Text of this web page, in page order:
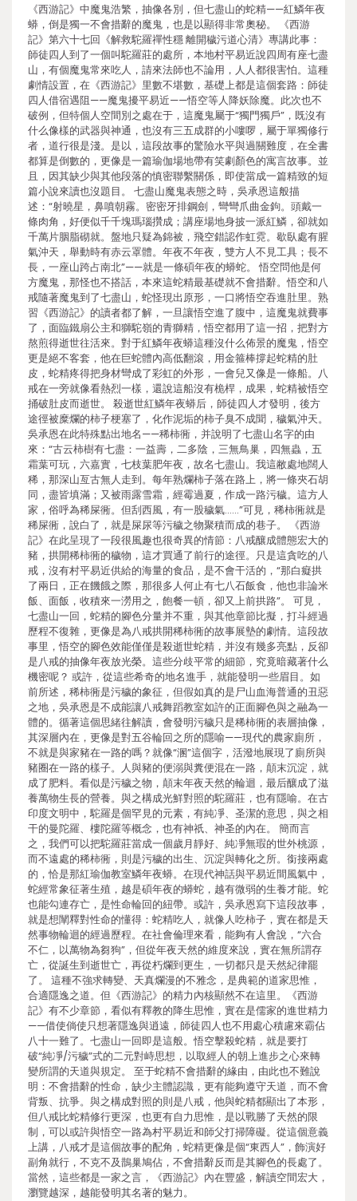
《西游記》中魔鬼浩繁，抽像各別，但七盡山的蛇精——紅鱗年夜
蟒，倒是獨一不會措辭的魔鬼，也是以顯得非常奧秘。 《西游
記》第六十七回《解救駝羅禪性穩 離開穢污道心清》專講此事：
師徒四人到了一個叫駝羅莊的處所，本地村平易近說四周有座七盡
山，有個魔鬼常來吃人，請來法師也不論用，人人都很害怕。這種
劇情設置，在《西游記》里數不堪數，基礎上都是這個套路：師徒
四人借宿遇阻——魔鬼擾平易近——悟空等人降妖除魔。此次也不
破例，但特個人空間別之處在于，這魔鬼屬于“獨門獨戶”，既沒有
什么像樣的武器與神通，也沒有三五成群的小嘍啰，屬于單獨修行
者，道行很是淺。是以，這段故事的驚險水平與過關難度，在全書
都算是倒數的，更像是一篇瑜伽場地帶有笑劇顏色的寓言故事。並
且，因其缺少與其他段落的慎密聯繫關係，即使當成一篇精致的短
篇小說來讀也沒題目。 七盡山魔鬼表態之時，吳承恩這般描
述：“射曉星，鼻噴朝霧。密密牙排鋼劍，彎彎爪曲金鉤。頭戴一
條肉角，好便似千千塊瑪瑙攢成；講座場地身披一派紅鱗，卻就如
千萬片胭脂砌就。盤地只疑為錦被，飛空錯認作虹霓。歇臥處有腥
氣沖天，舉動時有赤云罩體。年夜不年夜，雙方人不見工具；長不
長，一座山跨占南北”——就是一條碩年夜的蟒蛇。 悟空問他是何
方魔鬼，那怪也不搭話，本來這蛇精最基礎就不會措辭。悟空和八
戒隨著魔鬼到了七盡山，蛇怪現出原形，一口將悟空吞進肚里。熟
習《西游記》的讀者都了解，一旦讓悟空進了腹中，這魔鬼就費事
了，面臨鐵扇公主和獅駝嶺的青獅精，悟空都用了這一招，把對方
熬煎得逝世往活來。對于紅鱗年夜蟒這種沒什么佈景的魔鬼，悟空
更是絕不客套，他在巨蛇體內高低翻滾，用金箍棒撐起蛇精的肚
皮，蛇精疼得把身材彎成了彩虹的外形，一會兒又像是一條船。八
戒在一旁就像看熱烈一樣，還說這船沒有桅桿，成果，蛇精被悟空
捅破肚皮而逝世。 殺逝世紅鱗年夜蟒后，師徒四人才發明，後方
途徑被糜爛的柿子梗塞了，化作泥垢的柿子臭不成聞，穢氣沖天。
吳承恩在此特殊點出地名——稀柿衕，并說明了七盡山名字的由
來：“古云柿樹有七盡：一益壽，二多陰，三無鳥巢，四無蟲，五
霜葉可玩，六嘉實，七枝葉肥年夜，故名七盡山。我這敝處地闊人
稀，那深山亙古無人走到。每年熟爛柿子落在路上，將一條夾石胡
同，盡皆填滿；又被雨露雪霜，經霉過夏，作成一路污穢。這方人
家，俗呼為稀屎衕。但刮西風，有一股穢氣……”可見，稀柿衕就是
稀屎衕，說白了，就是屎尿等污穢之物聚積而成的巷子。 《西游
記》在此呈現了一段很風趣也很奇異的情節：八戒釀成體態宏大的
豬，拱開稀柿衕的穢物，這才買通了前行的途徑。只是這貪吃的八
戒，沒有村平易近供給的海量的食品，是不會干活的，“那白癡拱
了兩日，正在饑餓之際，那很多人何止有七八石飯食，他也非論米
飯、面飯，收積來一澇用之，飽餐一頓，卻又上前拱路”。 可見，
七盡山一回，蛇精的腳色分量并不重，與其他章節比擬，打斗經過
歷程不復雜，更像是為八戒拱開稀柿衕的故事展墊的劇情。這段故
事里，悟空的腳色效能僅僅是殺逝世蛇精，并沒有幾多亮點，反卻
是八戒的抽像年夜放光榮。這些分歧平常的細節，究竟暗藏著什么
機密呢？ 或許，從這些希奇的地名進手，就能發明一些眉目。如
前所述，稀柿衕是污穢的象征，但假如真的是尸山血海普通的丑惡
之地，吳承恩是不成能讓八戒舞蹈教室如許的正面腳色與之融為一
體的。循著這個思緒往解讀，會發明污穢只是稀柿衕的表層抽像，
其深層內在，更像是對五谷輪回之所的隱喻——現代的農家廁所，
不就是與家豬在一路的嗎？就像“溷”這個字，活潑地展現了廁所與
豬圈在一路的樣子。人與豬的便溺與糞便混在一路，顛末沉淀，就
成了肥料。看似是污穢之物，顛末年夜天然的輪迴，最后釀成了滋
養萬物生長的營養。與之構成光鮮對照的駝羅莊，也有隱喻。在古
印度文明中，駝羅是個罕見的元素，有純凈、圣潔的意思，與之相
干的曼陀羅、樓陀羅等概念，也有神祇、神圣的內在。 簡而言
之，我們可以把駝羅莊當成一個歲月靜好、純凈無瑕的世外桃源，
而不遠處的稀柿衕，則是污穢的出生、沉淀與轉化之所。銜接兩處
的，恰是那紅瑜伽教室鱗年夜蟒。在現代神話與平易近間風氣中，
蛇經常象征著生殖，越是碩年夜的蟒蛇，越有微弱的生養才能。蛇
也能勾連存亡，是性命輪回的紐帶。或許，吳承恩寫下這段故事，
就是想闡釋對性命的懂得：蛇精吃人，就像人吃柿子，實在都是天
然事物輪迴的經過歷程。在社會倫理來看，能夠有人會說，“六合
不仁，以萬物為芻狗”，但從年夜天然的維度來說，實在無所謂存
亡，從誕生到逝世亡，再從朽爛到更生，一切都只是天然紀律罷
了。 這種不強求轉變、天真爛漫的不雅念，是典範的道家思惟，
合適隱逸之道。但《西游記》的精力內核顯然不在這里。《西游
記》有不少章節，看似有釋教的降生思惟，實在是儒家的進世精力
——借使倘使只想著隱逸與逍遠，師徒四人也不用處心積慮來霸佔
八十一難了。七盡山一回即是這般。悟空擊殺蛇精，就是要打
破“純凈/污穢”式的二元對峙思想，以取經人的朝上進步之心來轉
變所謂的天道與規定。 至于蛇精不會措辭的緣由，由此也不難說
明：不會措辭的性命，缺少主體認識，更有能夠遵守天道，而不會
背叛、抗爭。與之構成對照的則是八戒，他與蛇精都顯出了本形，
但八戒比蛇精修行更深，也更有自力思惟，是以戰勝了天然的限
制，可以或許與悟空一路為村平易近和師父打掃障礙。從這個意義
上講，八戒才是這個故事的配角，蛇精更像是個“東西人”，飾演好
副角就行，不克不及鵲巢鳩佔，不會措辭反而是其腳色的長處了。
當然，這些都是一家之言，《西游記》內在豐盛，解讀空間宏大，
瀏覽越深，越能發明其名著的魅力。